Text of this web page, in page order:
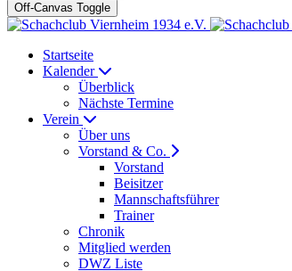
Off-Canvas Toggle
Startseite
Kalender
Überblick
Nächste Termine
Verein
Über uns
Vorstand & Co.
Vorstand
Beisitzer
Mannschaftsführer
Trainer
Chronik
Mitglied werden
DWZ Liste